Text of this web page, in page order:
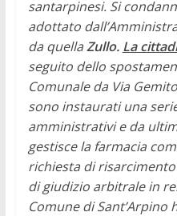
santarpinesi. Si
adottato
da quellaZullo. La
seguito dello
Comunale da Via
sono instaurati una
amministrativi e da
gestisce la farmacia
richiesta di
di giudizio arbitrale in
Comune di Sant’Arpino